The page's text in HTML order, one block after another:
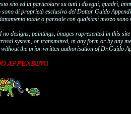
sito ed in particolare su tutti i disegni, quadri,
di proprietà esclusiva del Dottor Guido
totale o parziale con qualsiasi mezzo sono
designs, paintings, images rapresented in this site
system, or transmitted, in any form or by any
the prior written authorisation of Dr.Guido
APPENDINO